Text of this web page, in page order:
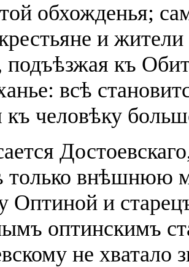
обхожденья;
и жители
подъѣзжая къ
всѣ
къ человѣку
только внѣшнюю
Оптиной и
оптинскимъ
не хватало